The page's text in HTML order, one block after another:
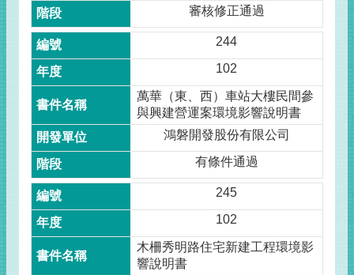
審核修正通過
244
102
萬華（東、西）車站大樓民間參
與興建營運案環境影響說明書
鴻磐開發股份有限公司
有條件通過
245
102
木柵秀明路住宅新建工程環境影
響說明書